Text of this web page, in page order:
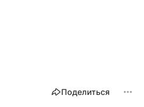
Поделиться